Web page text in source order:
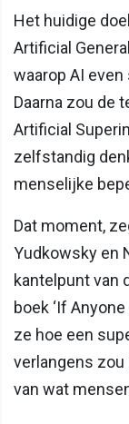
Het huidige
Artificial
waarop AI
Daarna zou de
Artificial
zelfstandig
menselijke
Dat moment,
Yudkowsky en
kantelpunt van
boek ‘If
ze hoe een
verlangens
van wat